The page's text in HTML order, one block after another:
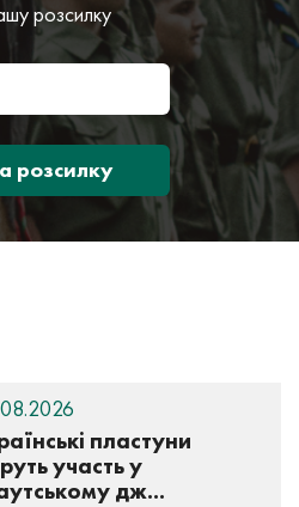
розсилку
розсилку
пластуни
участь у
дж...